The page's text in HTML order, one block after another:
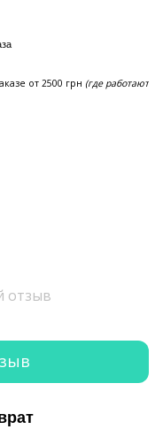
от 2500 грн (где работают
отзыв